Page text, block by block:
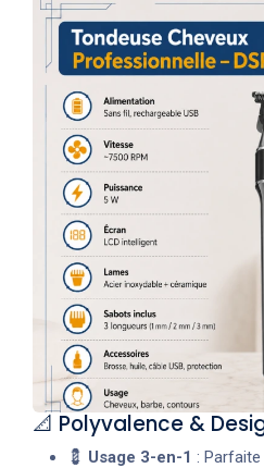
📐 Polyvalence &
💈 Usage 3-en-1 : Parfaite